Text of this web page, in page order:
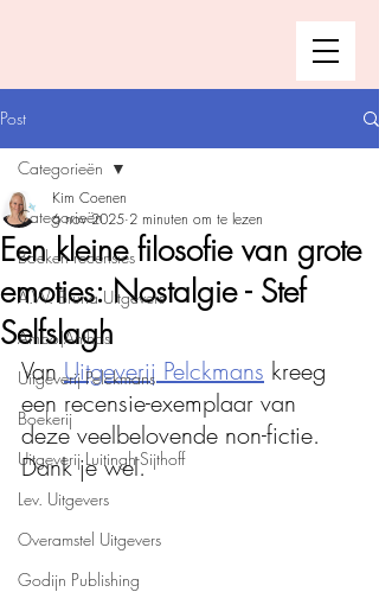
Post
Categorieën
Boeken recensies
A.W. Bruna Uitgevers
Ambo|Anthos
Uitgeverij Pelckmans
Boekerij
Uitgeverij Luitingh-Sijthoff
Lev. Uitgevers
Overamstel Uitgevers
Godijn Publishing
Categorieën
Een kleine filosofie van grote
emoties: Nostalgie - Stef
Selfslagh
Kim Coenen
6 nov 2025 2 minuten om te lezen
Van Uitgeverij Pelckmans kreeg
een recensie-exemplaar van
deze veelbelovende non-fictie.
Dank je wel.